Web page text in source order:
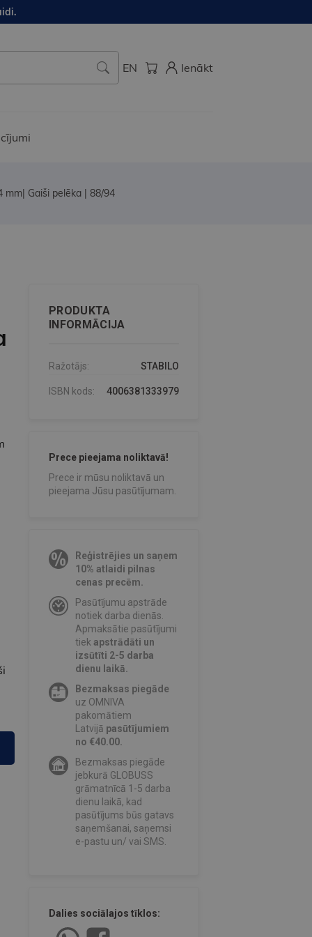
EN Ienākt
mm| Gaiši pelēka | 88/94
PRODUKTA
INFORMĀCIJA
Ražotājs: STABILO
ISBN kods: 4006381333979
Prece pieejama noliktavā!
Prece ir mūsu noliktavā un
pieejama Jūsu pasūtījumam.
Reģistrējies un saņem
10% atlaidi pilnas
cenas precēm.
Pasūtījumu apstrāde
notiek darba dienās.
Apmaksātie pasūtījumi
tiekapstrādāti un
izsūtīti 2-5 darba
dienu laikā.
Bezmaksas piegāde
uz OMNIVA
pakomātiem
Latvijā pasūtījumiem
no €40.00.
Bezmaksas piegāde
jebkurā GLOBUSS
grāmatnīcā 1-5 darba
dienu laikā, kad
pasūtījums būs gatavs
saņemšanai, saņemsi
e-pastu un/ vai SMS.
Dalies sociālajos tīklos: